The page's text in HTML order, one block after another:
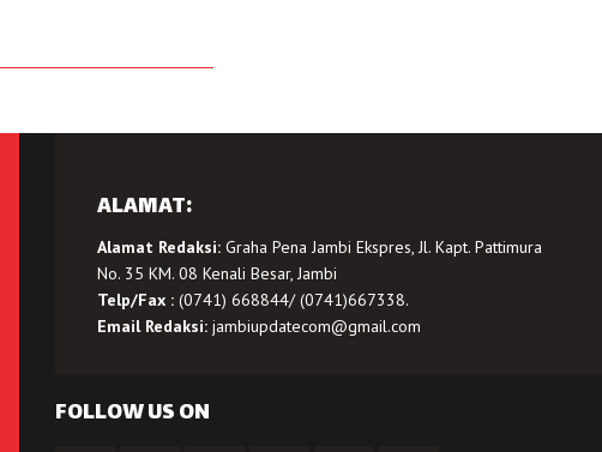
ALAMAT:
Alamat Redaksi:Graha Pena Jambi Ekspres, Jl. Kapt. Pattimura
No. 35 KM. 08 Kenali Besar, Jambi
Telp/Fax :(0741) 668844/ (0741)667338.
Email Redaksi: jambiupdatecom@gmail.com
FOLLOW US ON